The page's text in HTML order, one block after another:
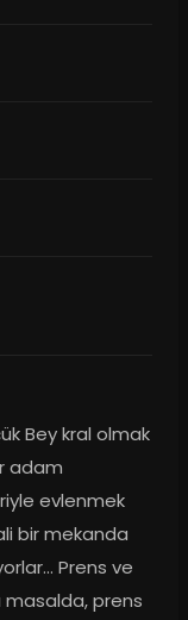
Bey kral olmak
adam
evlenmek
bir mekanda
Prens ve
masalda, prens